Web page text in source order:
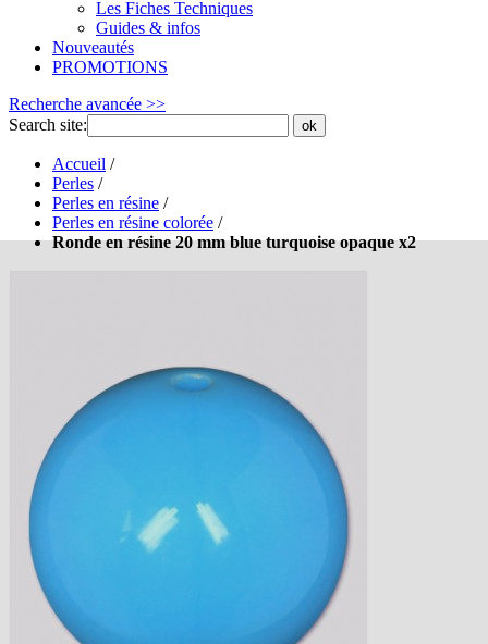
Les Fiches Techniques
Guides & infos
Nouveautés
PROMOTIONS
Recherche avancée >>
Search site:
ok
Accueil /
Perles /
Perles en résine /
Perles en résine colorée /
Ronde en résine 20 mm blue turquoise opaque x2